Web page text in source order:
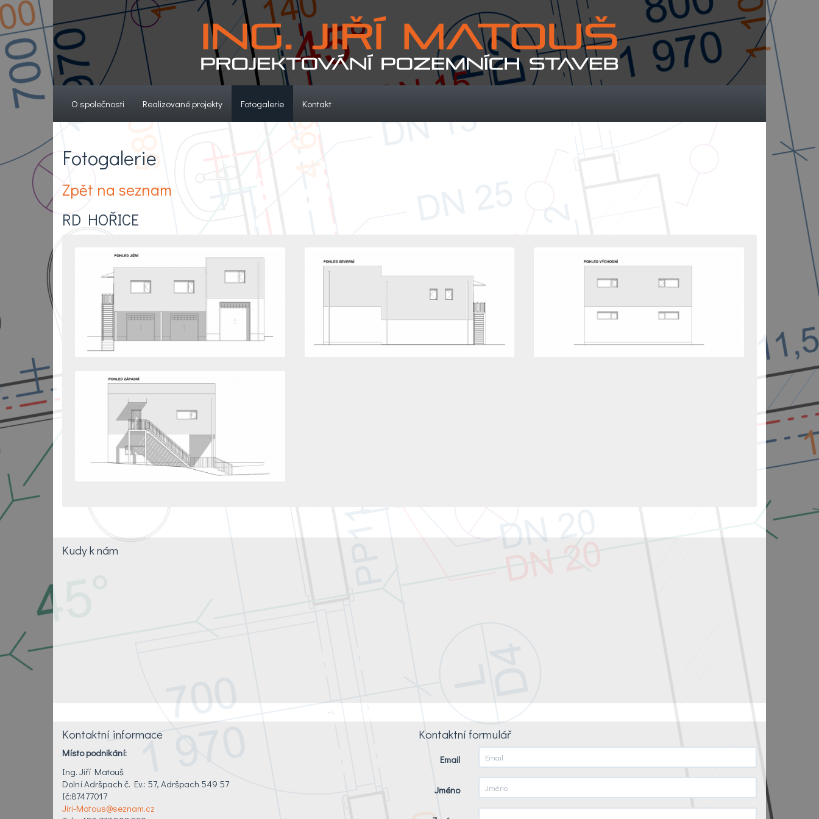
O společnosti (current)Realizované projekty(current)Fotogalerie(current)Kontakt(current)
Fotogalerie
Zpět na seznam
RD HOŘICE
Kudy k nám
Kontaktní informace
Místo podnikání:
Ing. Jiří Matouš
Dolní Adršpach č. Ev.: 57, Adršpach 549 57
Ič:87477017
Jiri-Matous@seznam.cz
Kontaktní formulář
Email
Jméno